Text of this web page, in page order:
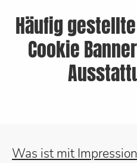
Häufig
Cookie
Was ist mit